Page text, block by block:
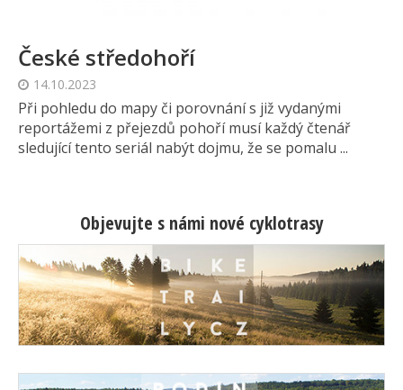
České středohoří
14.10.2023
Při pohledu do mapy či porovnání s již vydanými
reportážemi z přejezdů pohoří musí každý čtenář
sledující tento seriál nabýt dojmu, že se pomalu ...
Objevujte s námi nové cyklotrasy